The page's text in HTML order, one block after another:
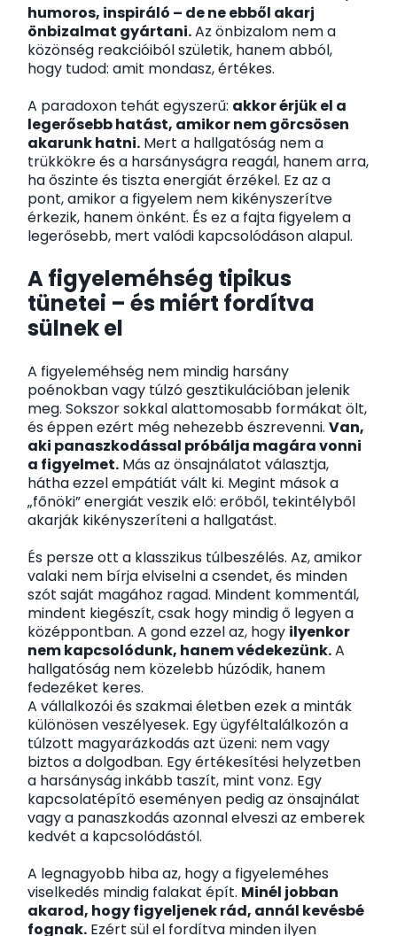
humoros, inspiráló – de ne ebből akarj
önbizalmat gyártani.Az önbizalom nem a
közönség reakcióiból születik, hanem abból,
hogy tudod: amit mondasz, értékes.
A paradoxon tehát egyszerű: akkor érjük el a
legerősebb hatást, amikor nem görcsösen
akarunk hatni. Mert a hallgatóság nem a
trükkökre és a harsányságra reagál, hanem arra,
ha őszinte és tiszta energiát érzékel. Ez az a
pont, amikor a figyelem nem kikényszerítve
érkezik, hanem önként. És ez a fajta figyelem a
legerősebb, mert valódi kapcsolódáson alapul.
A figyeleméhség tipikus
tünetei – és miért fordítva
sülnek el
A figyeleméhség nem mindig harsány
poénokban vagy túlzó gesztikulációban jelenik
meg. Sokszor sokkal alattomosabb formákat ölt,
és éppen ezért még nehezebb észrevenni. Van,
aki panaszkodással próbálja magára vonni
a figyelmet. Más az önsajnálatot választja,
hátha ezzel empátiát vált ki. Megint mások a
„főnöki” energiát veszik elő: erőből, tekintélyből
akarják kikényszeríteni a hallgatást.
És persze ott a klasszikus túlbeszélés. Az, amikor
valaki nem bírja elviselni a csendet, és minden
szót saját magához ragad. Mindent kommentál,
mindent kiegészít, csak hogy mindig ő legyen a
középpontban. A gond ezzel az, hogy ilyenkor
nem kapcsolódunk, hanem védekezünk.A
hallgatóság nem közelebb húzódik, hanem
fedezéket keres.
A vállalkozói és szakmai életben ezek a minták
különösen veszélyesek. Egy ügyféltalálkozón a
túlzott magyarázkodás azt üzeni: nem vagy
biztos a dolgodban. Egy értékesítési helyzetben
a harsányság inkább taszít, mint vonz. Egy
kapcsolatépítő eseményen pedig az önsajnálat
vagy a panaszkodás azonnal elveszi az emberek
kedvét a kapcsolódástól.
A legnagyobb hiba az, hogy a figyeleméhes
viselkedés mindig falakat épít. Minél jobban
akarod, hogy figyeljenek rád, annál kevésbé
fognak. Ezért sül el fordítva minden ilyen